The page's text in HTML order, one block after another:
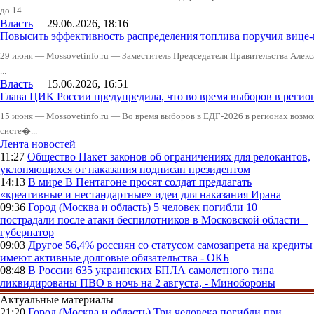
до 14...
Власть 29.06.2026, 18:16
Повысить эффективность распределения топлива поручил
29 июня — Mossovetinfo.ru — Заместитель Председателя Правительства
...
Власть 15.06.2026, 16:51
Глава ЦИК России предупредила, что во время выборов в
15 июня — Mossovetinfo.ru — Во время выборов в ЕДГ-2026 в регионах
систе�...
Лента новостей
11:27 Общество Пакет законов об ограничениях для релокантов,
уклоняющихся от наказания подписан президентом
14:13 В мире В Пентагоне просят солдат предлагать
«креативные и нестандартные» идеи для наказания Ирана
09:36 Город (Москва и область) 5 человек погибли 10
пострадали после атаки беспилотников в Московской области –
губернатор
09:03 Другое 56,4% россиян со статусом самозапрета на кредиты
имеют активные долговые обязательства - ОКБ
08:48 В России 635 украинских БПЛА самолетного типа
ликвидированы ПВО в ночь на 2 августа, - Минобороны
Актуальные материалы